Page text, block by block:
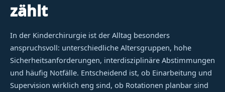
zählt
In der Kinderchirurgie ist der Alltag besonders
anspruchsvoll: unterschiedliche Altersgruppen, hohe
Sicherheitsanforderungen, interdisziplinäre Abstimmungen
und häufig Notfälle. Entscheidend ist, ob Einarbeitung und
Supervision wirklich eng sind, ob Rotationen planbar sind